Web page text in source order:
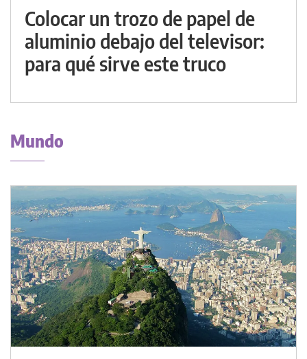
Colocar un trozo de papel de
aluminio debajo del televisor:
para qué sirve este truco
Mundo